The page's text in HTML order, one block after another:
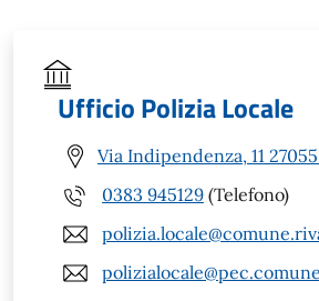
Ufficio Polizia Locale
Via Indipendenza, 11
0383 945129 (Telefono)